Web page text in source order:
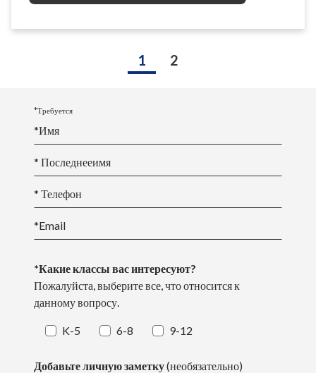
1 2
*Требуется
*Имя
* Последнееимя
* Телефон
*Email
*Какие классы вас интересуют?
Пожалуйста, выберите все, что относится к
данному вопросу.
K-5 6-8 9-12
Добавьте личную заметку(необязательно)